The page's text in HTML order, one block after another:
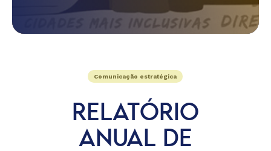
Comunicação estratégica
RELATÓRIO
ANUAL DE